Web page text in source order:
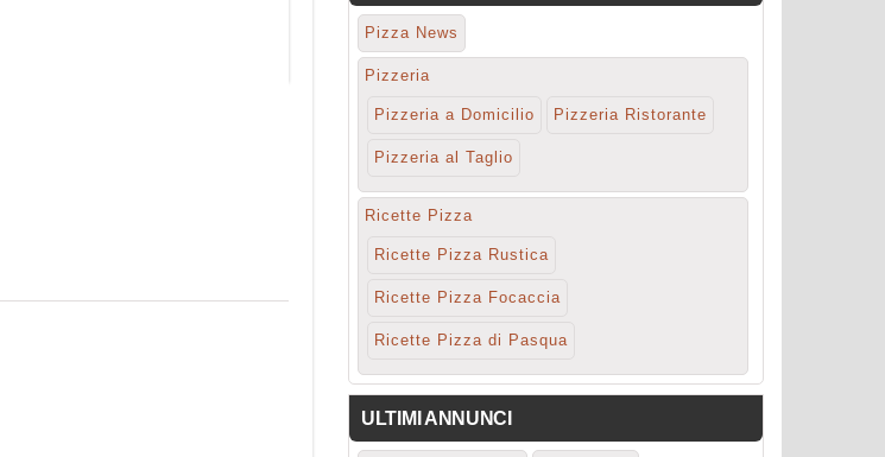
Pizza News
Pizzeria
Pizzeria a Domicilio Pizzeria Ristorante
Pizzeria al Taglio
Ricette Pizza
Ricette Pizza Rustica
Ricette Pizza Focaccia
Ricette Pizza di Pasqua
ULTIMI ANNUNCI